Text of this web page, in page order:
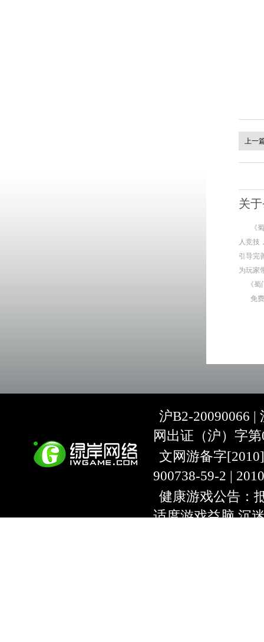
上一
关
《
人竞技
引导完
为玩家
《
免
沪B2-20090066 |
网出证（沪）字
文网游备字
900738-59-2 |
健康游戏公告：
适度游戏益脑 沉